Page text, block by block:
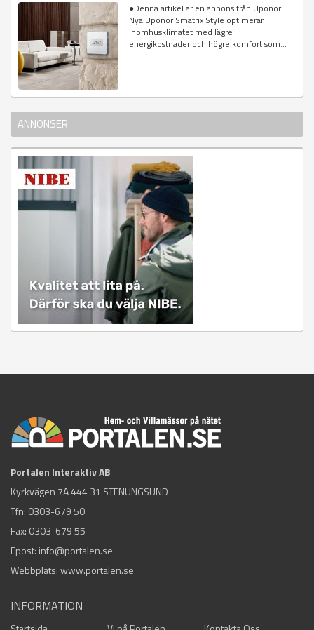
●Denna artikel är en annons från Uponor
Nya Uponor Smatrix Style optimerar
inomhusklimatet med lägre
energikostnader och högre komfort som...
ANNONSER
Portalen Interaktiv AB
Kyrkvägen 7A 444 31 STENUNGSUND
Tfn: 0303-679 50
Fax: 0303-679 55
Epost: info@portalen.se
Webbplats: www.portalen.se
INFORMATION